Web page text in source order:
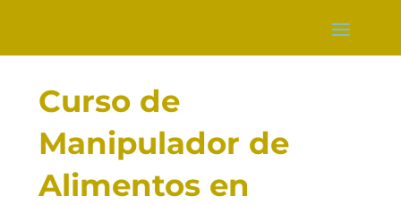
Curso de
Manipulador de
Alimentos en